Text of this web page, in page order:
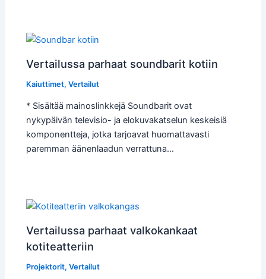
Vertailussa parhaat soundbarit kotiin
Kaiuttimet,Vertailut
* Sisältää mainoslinkkejä Soundbarit ovat
nykypäivän televisio- ja elokuvakatselun keskeisiä
komponentteja, jotka tarjoavat huomattavasti
paremman äänenlaadun verrattuna…
Vertailussa parhaat valkokankaat
kotiteatteriin
Projektorit,Vertailut